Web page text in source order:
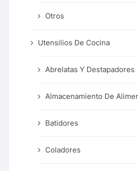
Otros
Utensilios De Cocina
Abrelatas Y Destapadores
Almacenamiento De
Batidores
Coladores